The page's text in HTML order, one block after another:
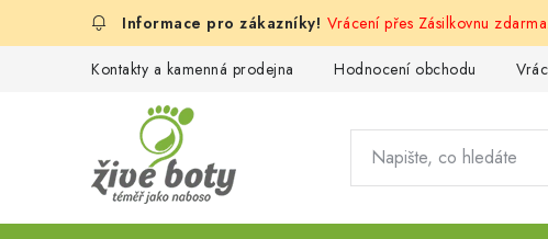
Vrácení přes Zásilkovnu
Kontakty a kamenná prodejna Hodnocení obchodu